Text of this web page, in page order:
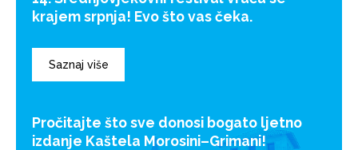
krajem srpnja! Evo što vas čeka.
Saznaj više
Pročitajte što sve donosi bogato ljetno
izdanje Kaštela Morosini–Grimani!